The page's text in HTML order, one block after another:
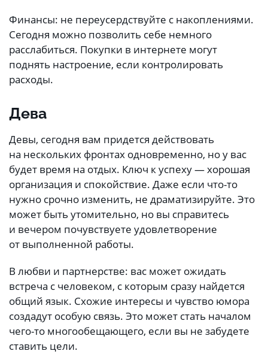
Финансы: не переусердствуйте с накоплениями.
Сегодня можно позволить себе немного
расслабиться. Покупки в интернете могут
поднять настроение, если контролировать
расходы.
Дева
Девы, сегодня вам придется действовать
на нескольких фронтах одновременно, но у вас
будет время на отдых. Ключ к успеху — хорошая
организация и спокойствие. Даже если что-то
нужно срочно изменить, не драматизируйте. Это
может быть утомительно, но вы справитесь
и вечером почувствуете удовлетворение
от выполненной работы.
В любви и партнерстве: вас может ожидать
встреча с человеком, с которым сразу найдется
общий язык. Схожие интересы и чувство юмора
создадут особую связь. Это может стать началом
чего-то многообещающего, если вы не забудете
ставить цели.